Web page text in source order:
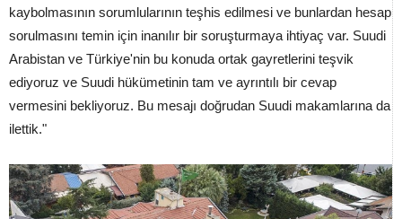
kaybolmasının sorumlularının teşhis edilmesi ve bunlardan hesap
sorulmasını temin için inanılır bir soruşturmaya ihtiyaç var. Suudi
Arabistan ve Türkiye'nin bu konuda ortak gayretlerini teşvik
ediyoruz ve Suudi hükümetinin tam ve ayrıntılı bir cevap
vermesini bekliyoruz. Bu mesajı doğrudan Suudi makamlarına da
ilettik."